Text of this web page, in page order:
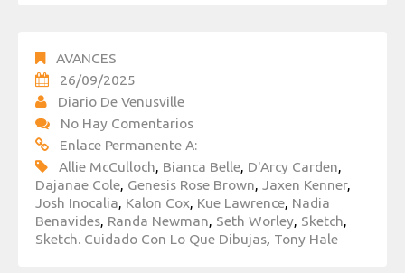
AVANCES
26/09/2025
Diario De Venusville
No Hay Comentarios
Enlace Permanente A:
Allie McCulloch, Bianca Belle, D'Arcy Carden,
Dajanae Cole, Genesis Rose Brown, Jaxen Kenner,
Josh Inocalia, Kalon Cox, Kue Lawrence, Nadia
Benavides, Randa Newman, Seth Worley, Sketch,
Sketch. Cuidado Con Lo Que Dibujas, Tony Hale